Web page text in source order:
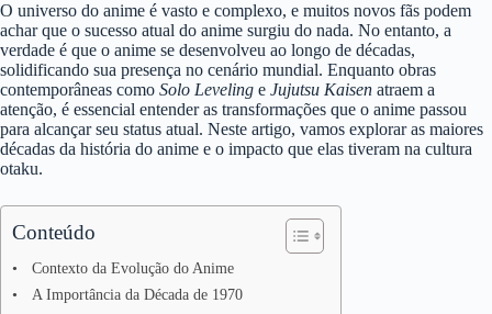
O universo do anime é vasto e complexo, e muitos novos fãs podem
achar que o sucesso atual do anime surgiu do nada. No entanto, a
verdade é que o anime se desenvolveu ao longo de décadas,
solidificando sua presença no cenário mundial. Enquanto obras
contemporâneas como Solo Leveling e Jujutsu Kaisen atraem a
atenção, é essencial entender as transformações que o anime passou
para alcançar seu status atual. Neste artigo, vamos explorar as maiores
décadas da história do anime e o impacto que elas tiveram na cultura
otaku.
Conteúdo
Contexto da Evolução do Anime
A Importância da Década de 1970